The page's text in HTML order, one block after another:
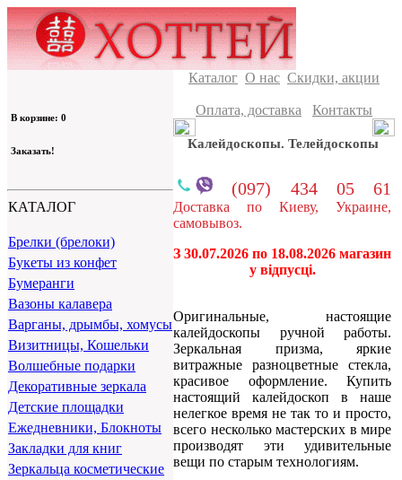
В корзине: 0
Заказать!
КАТАЛОГ
Брелки (брелоки)
Букеты из конфет
Бумеранги
Вазоны калавера
Варганы, дрымбы, хомусы
Визитницы, Кошельки
Волшебные подарки
Декоративные зеркала
Детские площадки
Ежедневники, Блокноты
Закладки для книг
Зеркальца косметические
Каталог О нас Скидки, акции
Оплата, доставка Контакты
Калейдоскопы. Телейдоскопы
(097) 434 05 61
Доставка по Киеву, Украине,
самовывоз.
З 30.07.2026 по 18.08.2026 магазин
у відпусці.
Оригинальные, настоящие
калейдоскопы ручной работы.
Зеркальная призма, яркие
витражные разноцветные стекла,
красивое оформление. Купить
настоящий калейдоскоп в наше
нелегкое время не так то и просто,
всего несколько мастерских в мире
производят эти удивительные
вещи по старым технологиям.